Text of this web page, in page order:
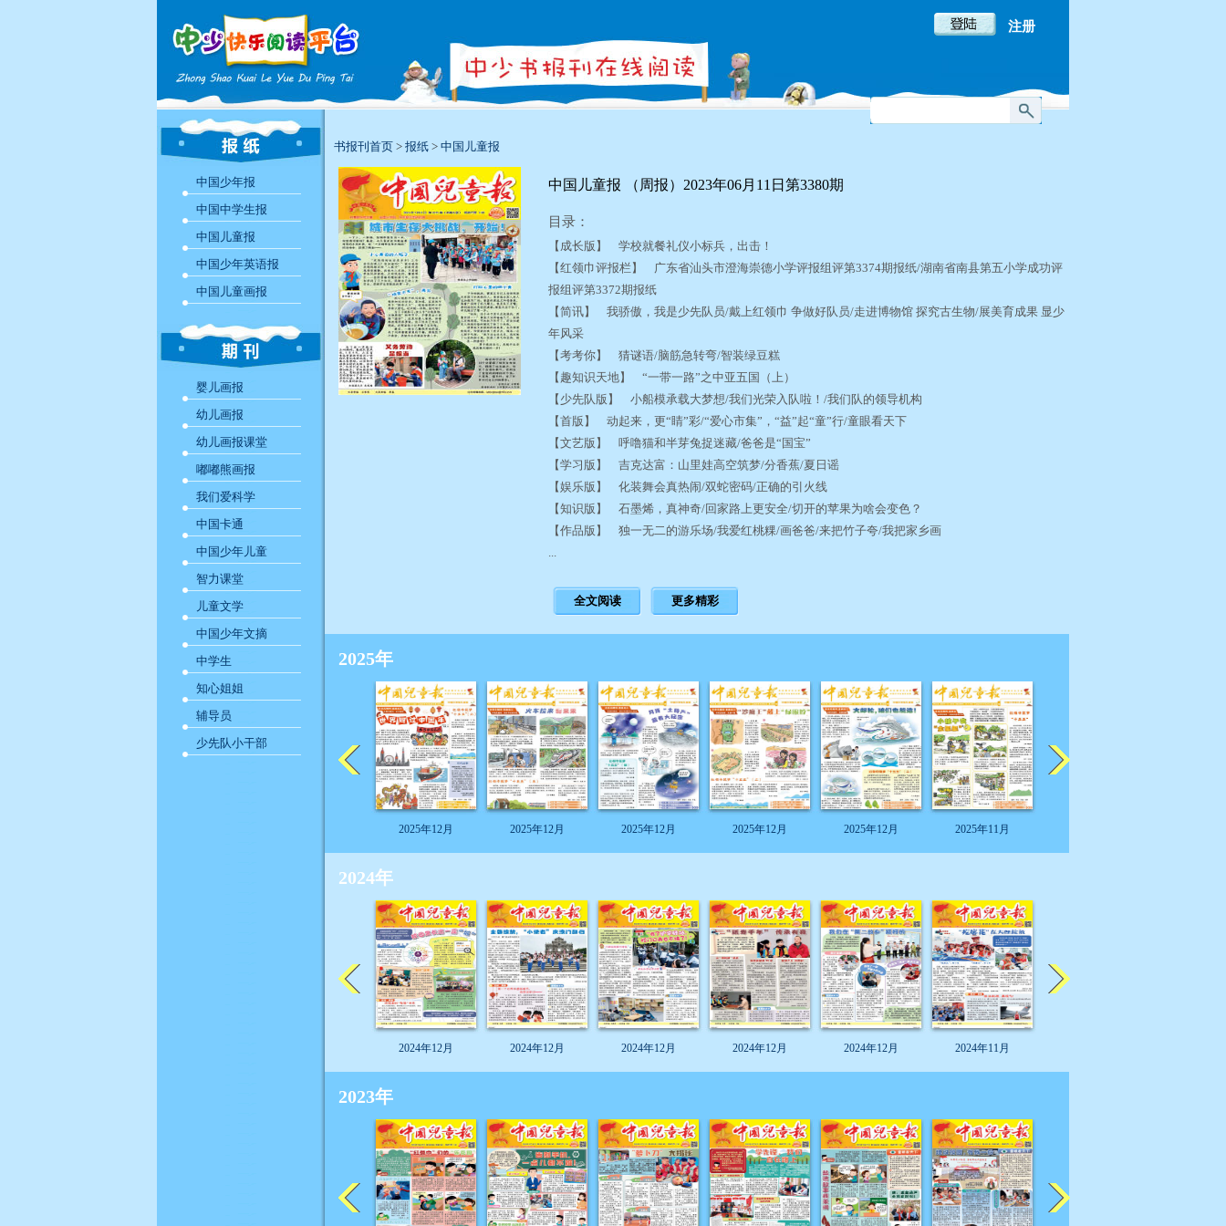
注册
中国少年报
中国中学生报
中国儿童报
中国少年英语报
中国儿童画报
婴儿画报
幼儿画报
幼儿画报课堂
嘟嘟熊画报
我们爱科学
中国卡通
中国少年儿童
智力课堂
儿童文学
中国少年文摘
中学生
知心姐姐
辅导员
少先队小干部
书报刊首页 > 报纸 > 中国儿童报
中国儿童报 （周报）2023年06月11日第3380期
目录：
【成长版】 学校就餐礼仪小标兵，出击！
【红领巾评报栏】 广东省汕头市澄海崇德小学评报组评第3374期报纸/湖南省南县第五小学成功评
报组评第3372期报纸
【简讯】 我骄傲，我是少先队员/戴上红领巾 争做好队员/走进博物馆 探究古生物/展美育成果 显少
年风采
【考考你】 猜谜语/脑筋急转弯/智装绿豆糕
【趣知识天地】 “一带一路”之中亚五国（上）
【少先队版】 小船模承载大梦想/我们光荣入队啦！/我们队的领导机构
【首版】 动起来，更“睛”彩/“爱心市集”，“益”起“童”行/童眼看天下
【文艺版】 呼噜猫和半芽兔捉迷藏/爸爸是“国宝”
【学习版】 吉克达富：山里娃高空筑梦/分香蕉/夏日谣
【娱乐版】 化装舞会真热闹/双蛇密码/正确的引火线
【知识版】 石墨烯，真神奇/回家路上更安全/切开的苹果为啥会变色？
【作品版】 独一无二的游乐场/我爱红桃粿/画爸爸/来把竹子夸/我把家乡画
...
全文阅读 更多精彩
2025年
2025年12月 2025年12月 2025年12月 2025年12月 2025年12月 2025年11月
2024年
2024年12月 2024年12月 2024年12月 2024年12月 2024年12月 2024年11月
2023年